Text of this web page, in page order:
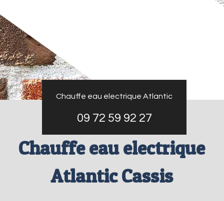
Chauffe eau electrique Atlantic
09 72 59 92 27
Chauffe eau electrique
Atlantic Cassis